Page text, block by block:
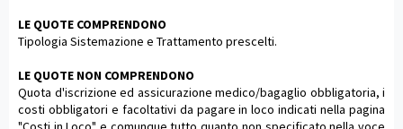
LE QUOTE COMPRENDONO
Tipologia Sistemazione e Trattamento prescelti.
LE QUOTE NON COMPRENDONO
Quota d'iscrizione ed assicurazione medico/bagaglio obbligatoria, i
costi obbligatori e facoltativi da pagare in loco indicati nella pagina